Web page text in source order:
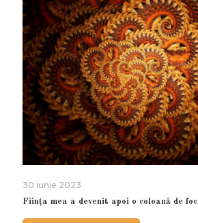
30 iunie 2023
Ființa mea a devenit apoi o coloană de foc